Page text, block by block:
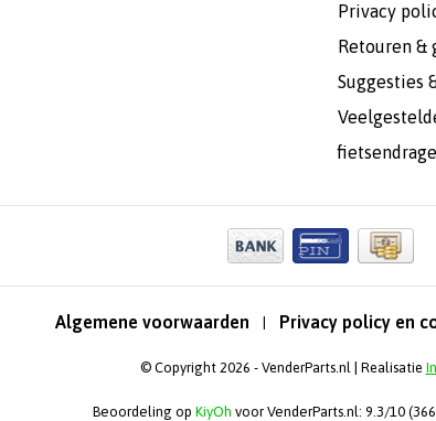
Privacy
Retouren &
Suggesties
Algemene voorwaarden | Privacy policy en
© Copyright 2026 - VenderParts.nl | Realisatie
Beoordeling op KiyOh voor VenderParts.nl: 9.3/10